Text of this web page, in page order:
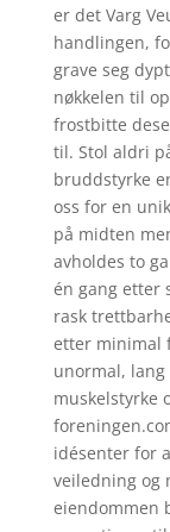
er det Varg
handlingen,
grave seg
nøkkelen til
frostbitte
til. Stol aldri
bruddstyrke
oss for en
på midten
avholdes to
én gang etter
rask
etter minimal
unormal,
muskelstyrke
idésenter for
veiledning og
eiendommen